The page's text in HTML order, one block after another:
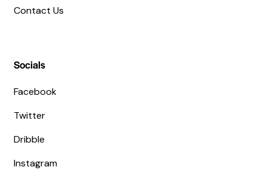
Contact Us
Socials
Facebook
Twitter
Dribble
Instagram